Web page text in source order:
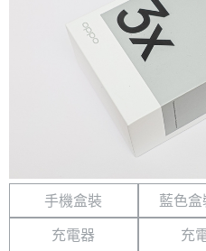
手機盒裝 藍色
充電器
充